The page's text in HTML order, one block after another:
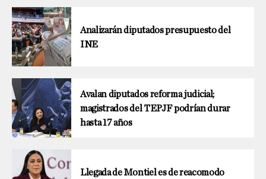
Analizarán diputados presupuesto del
INE
Avalan diputados reforma judicial;
magistrados del TEPJF podrían durar
hasta 17 años
Llegada de Montiel es de reacomodo